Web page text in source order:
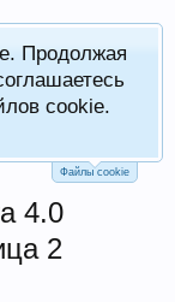
Продолжая
cookie.
Файлы cookie
4.0
2